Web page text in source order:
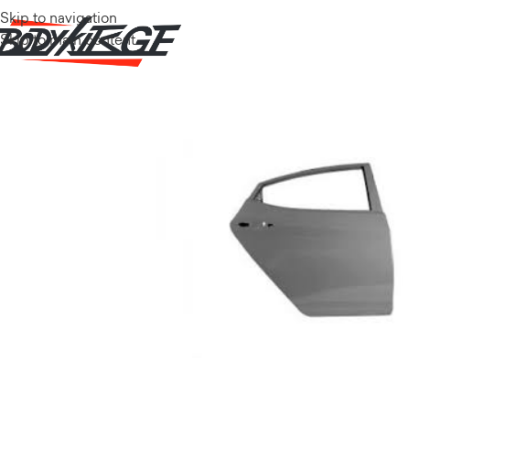
Skip to navigation
Skip to main content